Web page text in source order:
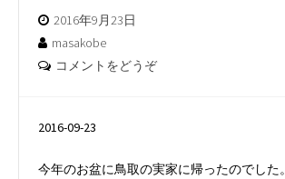
2016年9月23日
masakobe
コメントをどうぞ
2016-09-23
今年のお盆に鳥取の実家に帰ったのでした。